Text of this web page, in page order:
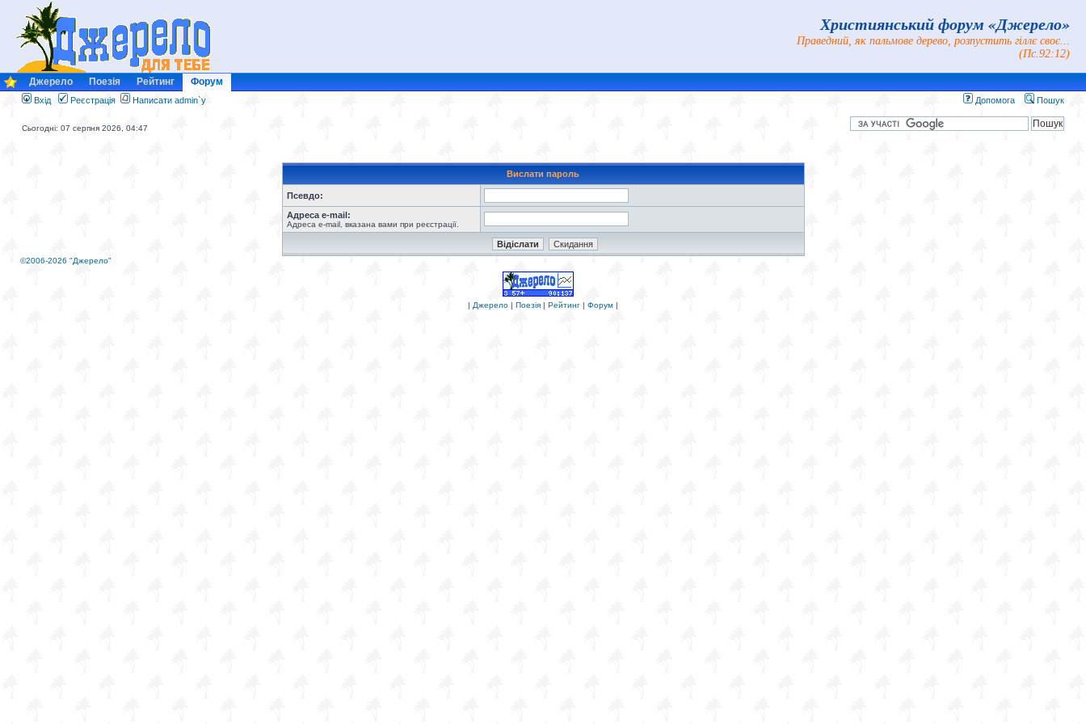
Християнський форум «Джерело»
Праведний, як пальмове дерево, розпустить гіллє своє...
(Пс.92:12)
Джерело Поезія Рейтинг Форум
Вхід Реєстрація Написати admin`у Допомога Пошук
Сьогодні: 07 серпня 2026, 04:47
Вислати пароль
Псевдо:
Адреса e-mail:
Адреса e-mail, вказана вами при реєстрації.
©2006-2026 "Джерело"
| Джерело | Поезія | Рейтинг | Форум |